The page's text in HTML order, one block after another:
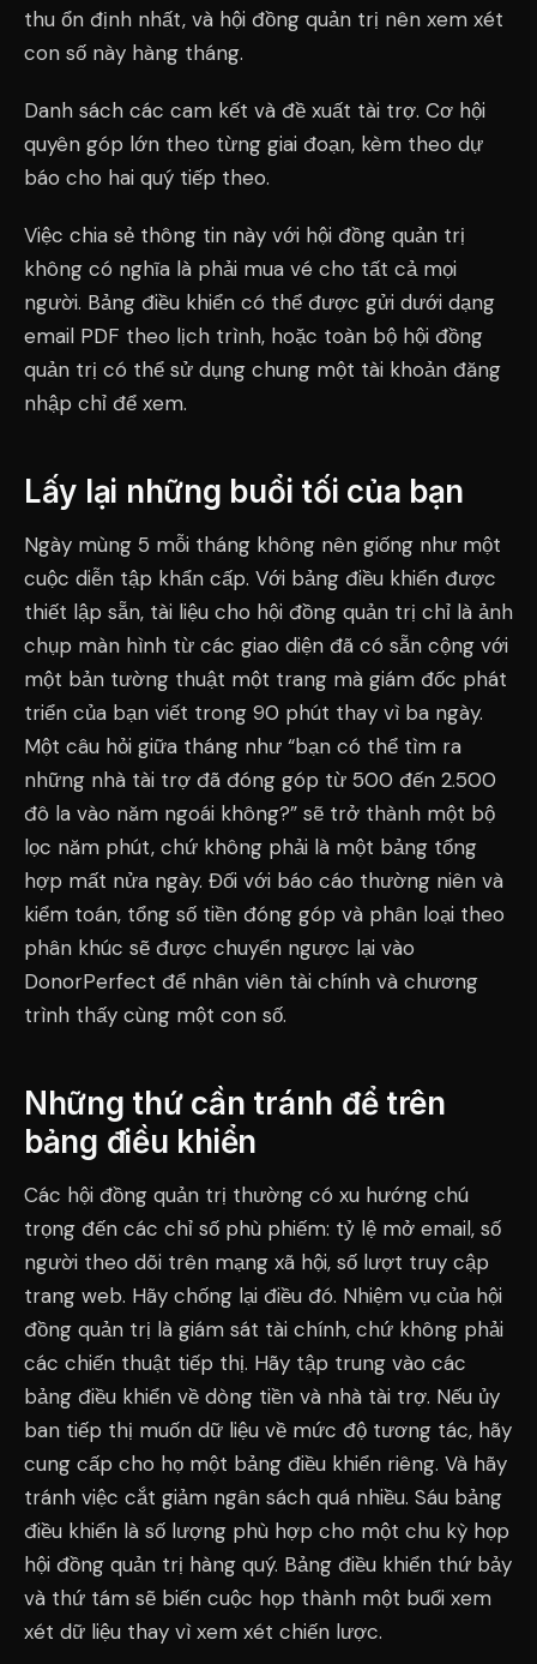
thu ổn định nhất, và hội đồng quản trị nên xem xét
con số này hàng tháng.
Danh sách các cam kết và đề xuất tài trợ. Cơ hội
quyên góp lớn theo từng giai đoạn, kèm theo dự
báo cho hai quý tiếp theo.
Việc chia sẻ thông tin này với hội đồng quản trị
không có nghĩa là phải mua vé cho tất cả mọi
người. Bảng điều khiển có thể được gửi dưới dạng
email PDF theo lịch trình, hoặc toàn bộ hội đồng
quản trị có thể sử dụng chung một tài khoản đăng
nhập chỉ để xem.
Lấy lại những buổi tối của bạn
Ngày mùng 5 mỗi tháng không nên giống như một
cuộc diễn tập khẩn cấp. Với bảng điều khiển được
thiết lập sẵn, tài liệu cho hội đồng quản trị chỉ là ảnh
chụp màn hình từ các giao diện đã có sẵn cộng với
một bản tường thuật một trang mà giám đốc phát
triển của bạn viết trong 90 phút thay vì ba ngày.
Một câu hỏi giữa tháng như “bạn có thể tìm ra
những nhà tài trợ đã đóng góp từ 500 đến 2.500
đô la vào năm ngoái không?” sẽ trở thành một bộ
lọc năm phút, chứ không phải là một bảng tổng
hợp mất nửa ngày. Đối với báo cáo thường niên và
kiểm toán, tổng số tiền đóng góp và phân loại theo
phân khúc sẽ được chuyển ngược lại vào
DonorPerfect để nhân viên tài chính và chương
trình thấy cùng một con số.
Những thứ cần tránh để trên
bảng điều khiển
Các hội đồng quản trị thường có xu hướng chú
trọng đến các chỉ số phù phiếm: tỷ lệ mở email, số
người theo dõi trên mạng xã hội, số lượt truy cập
trang web. Hãy chống lại điều đó. Nhiệm vụ của hội
đồng quản trị là giám sát tài chính, chứ không phải
các chiến thuật tiếp thị. Hãy tập trung vào các
bảng điều khiển về dòng tiền và nhà tài trợ. Nếu ủy
ban tiếp thị muốn dữ liệu về mức độ tương tác, hãy
cung cấp cho họ một bảng điều khiển riêng. Và hãy
tránh việc cắt giảm ngân sách quá nhiều. Sáu bảng
điều khiển là số lượng phù hợp cho một chu kỳ họp
hội đồng quản trị hàng quý. Bảng điều khiển thứ bảy
và thứ tám sẽ biến cuộc họp thành một buổi xem
xét dữ liệu thay vì xem xét chiến lược.